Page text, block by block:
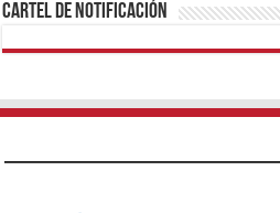
Cartel de Notificación